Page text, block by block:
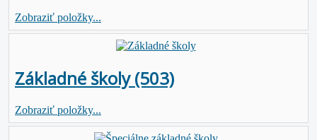
Zobraziť položky...
Základné školy (503)
Zobraziť položky...